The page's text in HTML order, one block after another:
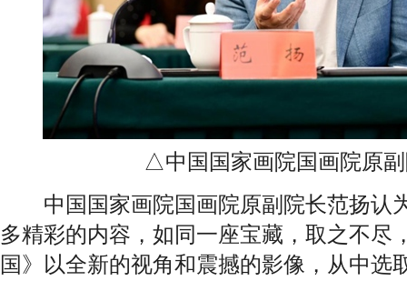
△中国国家画院国画院原
中国国家画院国画院原副院长范扬认
多精彩的内容，如同一座宝藏，取之不尽
国》以全新的视角和震撼的影像，从中选